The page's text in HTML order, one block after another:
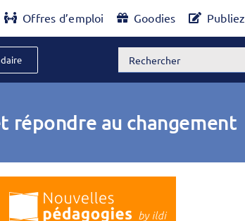
Offres d’emploi Goodies Publiez
Rechercher:
répondre au changement